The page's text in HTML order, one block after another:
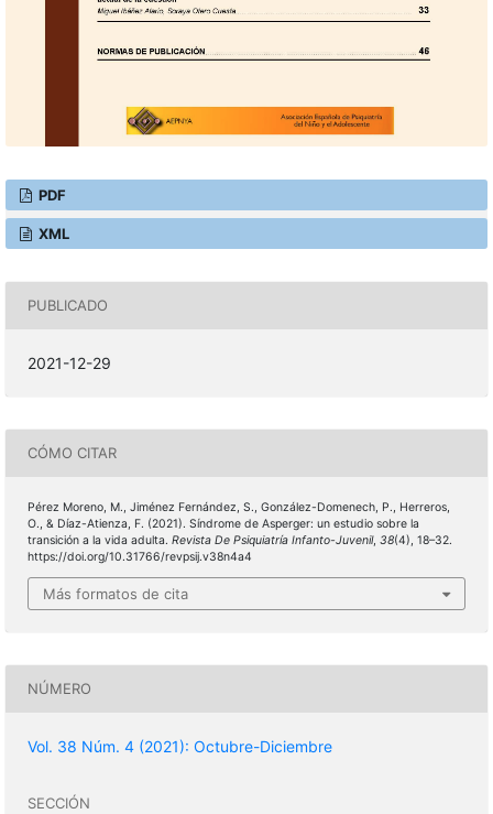
PDF
XML
PUBLICADO
2021-12-29
CÓMO CITAR
Pérez Moreno, M., Jiménez Fernández, S., González-Domenech, P., Herreros,
O., & Díaz-Atienza, F. (2021). Síndrome de Asperger: un estudio sobre la
transición a la vida adulta. Revista De Psiquiatría Infanto-Juvenil, 38(4), 18–32.
https://doi.org/10.31766/revpsij.v38n4a4
Más formatos de cita
NÚMERO
Vol. 38 Núm. 4 (2021): Octubre-Diciembre
SECCIÓN